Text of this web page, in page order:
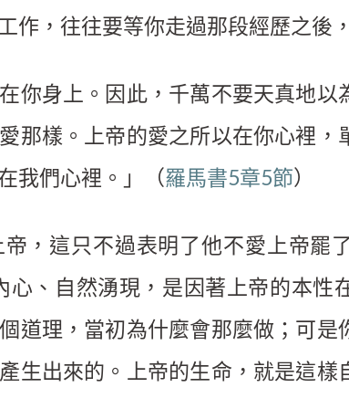
作，往往要等你走過那段經歷之後
你身上。因此，千萬不要天真地以
那樣。上帝的愛之所以在你心裡，
我們心裡。」（羅馬書5章5節）
，這只不過表明了他不愛上帝罷
、自然湧現，是因著上帝的本性
道理，當初為什麼會那麼做；可是
生出來的。上帝的生命，就是這樣